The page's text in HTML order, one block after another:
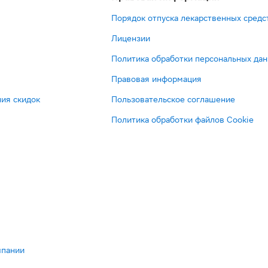
скидок
Порядок отпуска лекарственных
Лицензии
Политика обработки персональных
Правовая информация
Пользовательское соглашение
Политика обработки файлов Cookie